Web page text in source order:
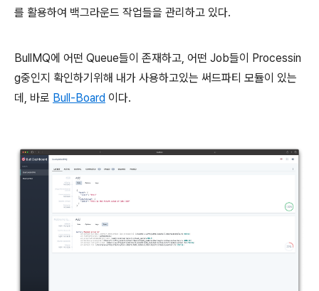
를 활용하여 백그라운드 작업들을 관리하고 있다.
BullMQ에 어떤 Queue들이 존재하고, 어떤 Job들이 Processin
g중인지 확인하기위해 내가 사용하고있는 써드파티 모듈이 있는
데, 바로 Bull-Board 이다.